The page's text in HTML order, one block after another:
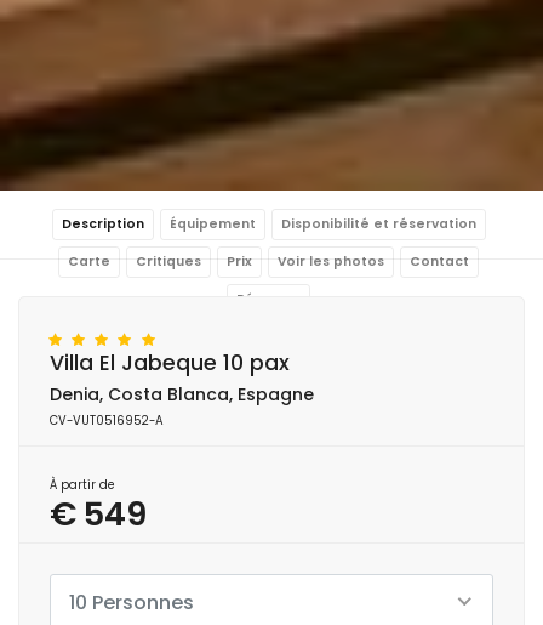
Description Équipement Disponibilité et réservation
Carte Critiques Prix Voir les photos Contact
Réserver
Villa El Jabeque 10 pax
Denia, Costa Blanca, Espagne
CV-VUT0516952-A
À partir de
€ 549
10 Personnes